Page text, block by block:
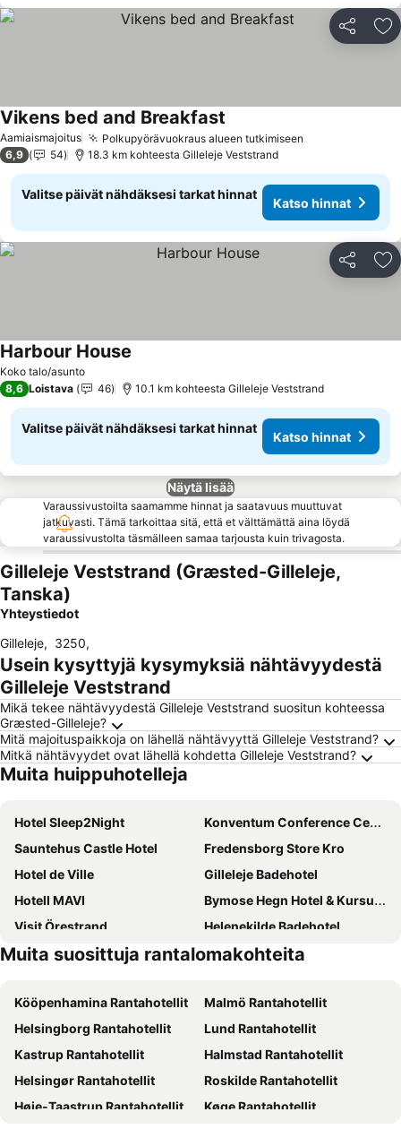
Jaa
Aamiaismajoitus Polkupyörävuokraus alueen tutkimiseen
Vikens bed and Breakfast
6,9 54 18.3 km kohteesta Gilleleje Veststrand
Valitse päivät nähdäksesi tarkat hinnat
Katso hinnat
Jaa
Koko talo/asunto
Harbour House
8,6 Loistava 46 10.1 km kohteesta Gilleleje Veststrand
Valitse päivät nähdäksesi tarkat hinnat
Katso hinnat
Näytä lisää
Varaussivustoilta saamamme hinnat ja saatavuus muuttuvat
jatkuvasti. Tämä tarkoittaa sitä, että et välttämättä aina löydä
varaussivustolta täsmälleen samaa tarjousta kuin trivagosta.
Gilleleje Veststrand (Græsted-Gilleleje,
Tanska)
Yhteystiedot
Gilleleje, 3250,
Usein kysyttyjä kysymyksiä nähtävyydestä
Gilleleje Veststrand
Mikä tekee nähtävyydestä Gilleleje Veststrand suositun kohteessa
Græsted-Gilleleje?
Mitä majoituspaikkoja on lähellä nähtävyyttä Gilleleje Veststrand?
Mitkä nähtävyydet ovat lähellä kohdetta Gilleleje Veststrand?
Muita huippuhotelleja
Hotel Sleep2Night
Konventum Conference Center
Sauntehus Castle Hotel
Fredensborg Store Kro
Hotel de Ville
Gilleleje Badehotel
Hotell MAVI
Bymose Hegn Hotel & Kursuscenter
Visit Örestrand
Helenekilde Badehotel
Fridas Hotell
Köpmans Boutique Hotel & Bistro
Gilbjerg Strandhotel
Muita suosittuja rantalomakohteita
Kööpenhamina Rantahotellit
Malmö Rantahotellit
Helsingborg Rantahotellit
Lund Rantahotellit
Kastrup Rantahotellit
Halmstad Rantahotellit
Helsingør Rantahotellit
Roskilde Rantahotellit
Høje-Taastrup Rantahotellit
Køge Rantahotellit